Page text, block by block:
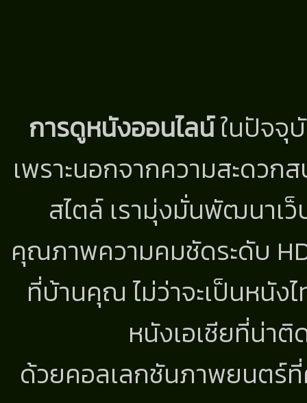
การดูหนังออนไลน์ในปัจจุ
เพราะนอกจากความสะดว
สไตล์ เรามุ่งมั่นพัฒนาเ
คุณภาพความคมชัดระดับ
ที่บ้านคุณ ไม่ว่าจะเป็นหนั
หนังเอเชียที่น่า
ด้วยคอลเลกชันภาพยนตร์